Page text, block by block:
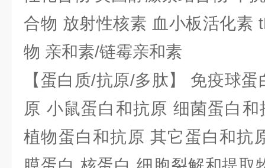
合物 放射性核素 血小板活化素
物 亲和素/链霉亲和素
【蛋白质/抗原/多肽】 免疫球
原 小鼠蛋白和抗原 细菌蛋白
植物蛋白和抗原 其它蛋白和抗